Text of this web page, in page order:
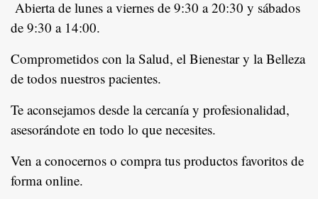
Abierta de lunes a viernes de 9:30 a 20:30 y sábados
de 9:30 a 14:00.
Comprometidos con la Salud, el Bienestar y la Belleza
de todos nuestros pacientes.
Te aconsejamos desde la cercanía y profesionalidad,
asesorándote en todo lo que necesites.
Ven a conocernos o compra tus productos favoritos de
forma online.